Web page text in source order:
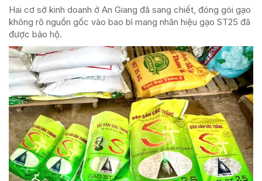
Hai cơ sở kinh doanh ở An Giang đã sang chiết, đóng gói gạo
không rõ nguồn gốc vào bao bì mang nhãn hiệu gạo ST25 đã
được bảo hộ.